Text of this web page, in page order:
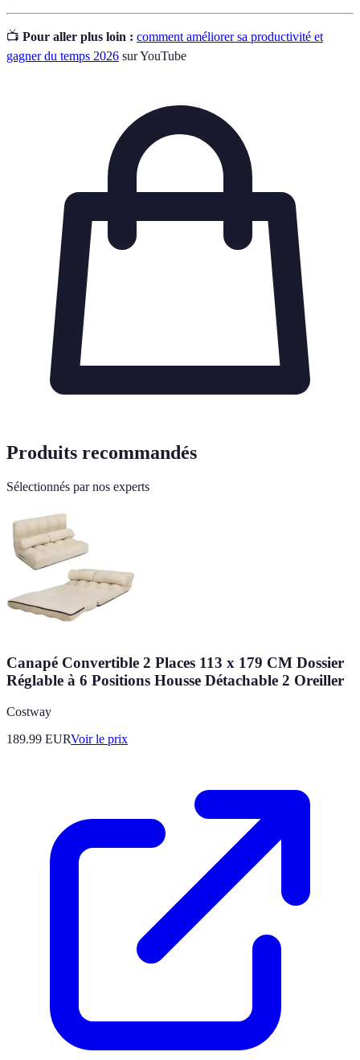
📺 Pour aller plus loin : comment améliorer sa productivité et
gagner du temps 2026 sur YouTube
Produits recommandés
Sélectionnés par nos experts
Canapé Convertible 2 Places 113 x 179 CM Dossier
Réglable à 6 Positions Housse Détachable 2 Oreiller
Costway
189.99 EURVoir le prix